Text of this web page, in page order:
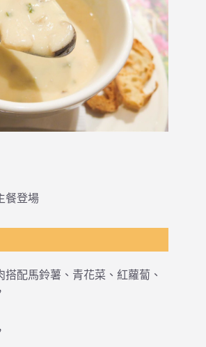
餐登場
配馬鈴薯、青花菜、紅蘿蔔、